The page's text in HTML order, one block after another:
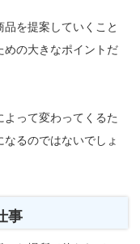
を提案していくこと
めの大きなポイントだ
って変わってくるた
るのではないでしょ
事